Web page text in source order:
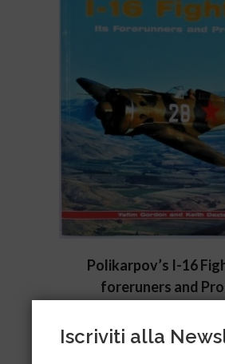
Polikarpov’s I-16
foreruners and
Iscriviti alla